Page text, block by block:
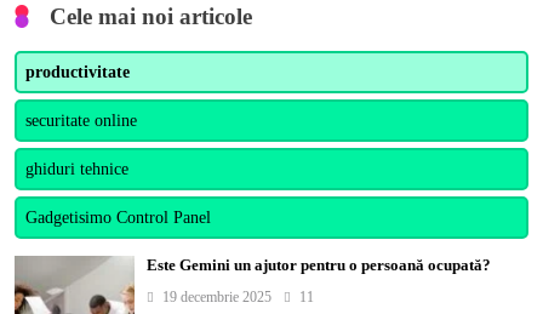
Cele mai noi articole
productivitate
securitate online
ghiduri tehnice
Gadgetisimo Control Panel
Este Gemini un ajutor pentru o persoană ocupată?
19 decembrie 2025 11